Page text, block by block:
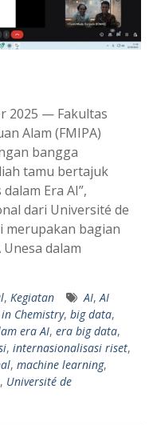
2025 — Fakultas
Alam (FMIPA)
bangga
tamu bertajuk
Era AI”,
dari Université de
merupakan bagian
dalam
, Kegiatan AI,AI
Chemistry, big data,
era AI, era big data,
, internasionalisasi riset,
, machine learning,
, Université de